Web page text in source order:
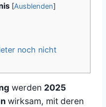
[Ausblenden]
noch nicht
werden 2025
wirksam, mit deren